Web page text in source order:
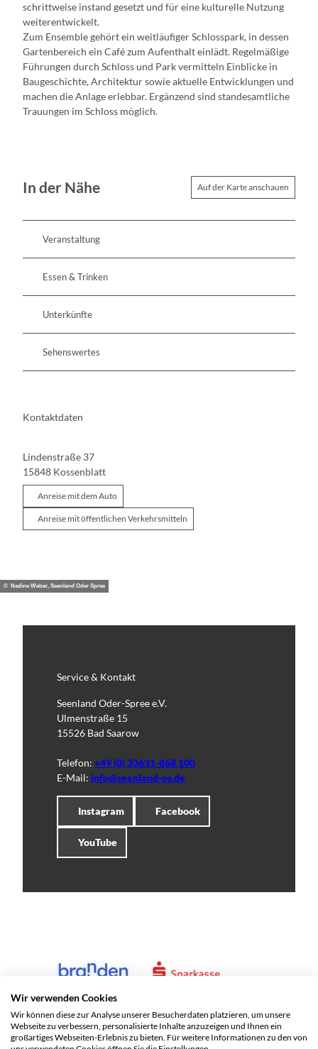
schrittweise instand gesetzt und für eine kulturelle Nutzung
weiterentwickelt.
Zum Ensemble gehört ein weitläufiger Schlosspark, in dessen
Gartenbereich ein Café zum Aufenthalt einlädt. Regelmäßige
Führungen durch Schloss und Park vermitteln Einblicke in
Baugeschichte, Architektur sowie aktuelle Entwicklungen und
machen die Anlage erlebbar. Ergänzend sind standesamtliche
Trauungen im Schloss möglich.
In der Nähe Auf der Karte anschauen
Veranstaltung
Essen & Trinken
Unterkünfte
Sehenswertes
Kontaktdaten
Lindenstraße 37
15848 Kossenblatt
Anreise mit dem Auto
Anreise mit öffentlichen Verkehrsmitteln
© Nadine Weber, Seenland Oder Spree
Service & Kontakt
Seenland Oder-Spree e.V.
Ulmenstraße 15
15526 Bad Saarow
Telefon: +49 (0) 33631-868 100
E-Mail: info@seenland-os.de
Instagram Facebook
YouTube
Wir verwenden Cookies
Wir können diese zur Analyse unserer Besucherdaten platzieren, um unsere
Webseite zu verbessern, personalisierte Inhalte anzuzeigen und Ihnen ein
großartiges Webseiten-Erlebnis zu bieten. Für weitere Informationen zu den von